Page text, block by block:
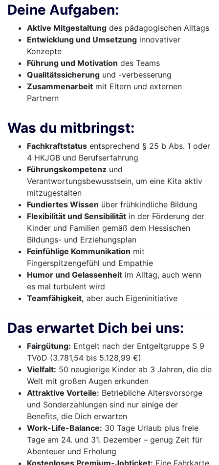
Deine Aufgaben:
Aktive Mitgestaltung des pädagogischen Alltags
Entwicklung und Umsetzung innovativer
Konzepte
Führung und Motivation des Teams
Qualitätssicherung und -verbesserung
Zusammenarbeit mit Eltern und externen
Partnern
Was du mitbringst:
Fachkraftstatus entsprechend § 25 b Abs. 1 oder
4 HKJGB und Berufserfahrung
Führungskompetenz und
Verantwortungsbewusstsein, um eine Kita aktiv
mitzugestalten
Fundiertes Wissen über frühkindliche Bildung
Flexibilität und Sensibilität in der Förderung der
Kinder und Familien gemäß dem Hessischen
Bildungs- und Erziehungsplan
Feinfühlige Kommunikation mit
Fingerspitzengefühl und Empathie
Humor und Gelassenheit im Alltag, auch wenn
es mal turbulent wird
Teamfähigkeit, aber auch Eigeninitiative
Das erwartet Dich bei uns:
Fairgütung: Entgelt nach der Entgeltgruppe S 9
TVöD (3.781,54 bis 5.128,99 €)
Vielfalt: 50 neugierige Kinder ab 3 Jahren, die die
Welt mit großen Augen erkunden
Attraktive Vorteile: Betriebliche Altersvorsorge
und Sonderzahlungen sind nur einige der
Benefits, die Dich erwarten
Work-Life-Balance: 30 Tage Urlaub plus freie
Tage am 24. und 31. Dezember – genug Zeit für
Abenteuer und Erholung